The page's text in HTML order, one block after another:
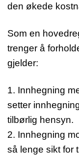
den økede
Som en
trenger å
gjelder:
1. Innhegning
setter
tilbørlig hensyn.
2. Innhegning
så lenge sikt for